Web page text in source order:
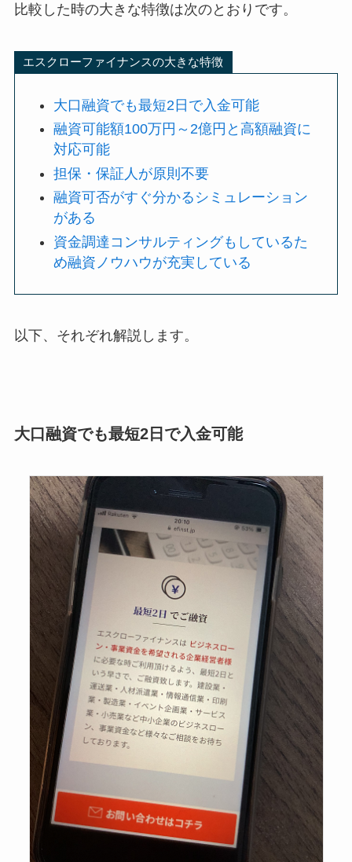
比較した時の大きな特徴は次のとおりです。
エスクローファイナンスの大きな特徴
大口融資でも最短2日で入金可能
融資可能額100万円～2億円と高額融資に
対応可能
担保・保証人が原則不要
融資可否がすぐ分かるシミュレーション
がある
資金調達コンサルティングもしているた
め融資ノウハウが充実している
以下、それぞれ解説します。
大口融資でも最短2日で入金可能